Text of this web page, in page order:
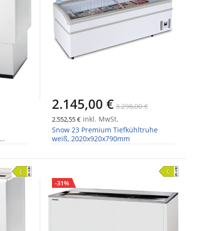
2.145,00 € 3.298,00 €
2.552,55 €inkl. MwSt.
Snow 23 Premium Tiefkühltruhe
weiß, 2020x920x790mm
-31%